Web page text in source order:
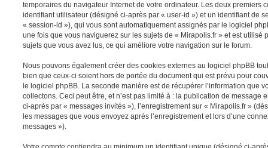
temporaires du navigateur Internet de votre ordinateur. Les deux premiers
identifiant utilisateur (désigné ci-après par « user-id ») et un identifiant de
« session-id »), qui vous sont automatiquement assignés par le logiciel
une fois que vous naviguerez sur les sujets de « Mirapolis.fr » et est utilisé
sujets que vous avez lus, ce qui améliore votre navigation sur le forum.
Nous pouvons également créer des cookies externes au logiciel phpBB
bien que ceux-ci soient hors de portée du document qui est prévu pour
le logiciel phpBB. La seconde manière est de récupérer l’information que
collectons. Ceci peut être, et n’est pas limité à : la publication de message
ci-après par « messages invités »), l’enregistrement sur « Mirapolis.fr »
les messages que vous envoyez après l’enregistrement et lors d’une
messages »).